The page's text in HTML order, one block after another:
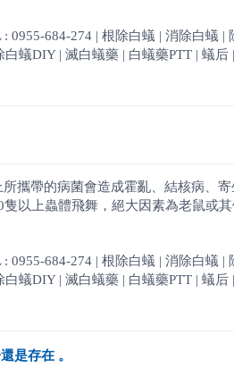
684-274 | 根除白蟻 | 消除白蟻
蟻DIY | 滅白蟻藥 | 白蟻藥PTT | 蟻
攜帶的病菌會造成霍亂、結核病、
以上蟲體飛舞，絕大因素為老鼠或其
684-274 | 根除白蟻 | 消除白蟻
蟻DIY | 滅白蟻藥 | 白蟻藥PTT | 蟻
是存在 。